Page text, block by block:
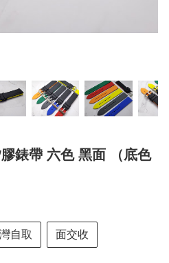
錶帶 六色 黑面 （底色
自取 面交收